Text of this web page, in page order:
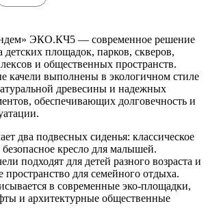
ЭКО.КЧ5 — современное решение
детских площадок, парков, скверов,
и общественных пространств.
качели выполнены в экологичном стиле
древесины и надежных
обеспечивающих долговечность и
два подвесных сиденья: классическое
безопасное кресло для малышей.
подходят для детей разного возраста и
пространство для семейного отдыха.
в современные эко-площадки,
и архитектурные общественные